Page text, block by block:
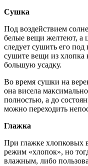
Сушка
Под воздействием
белые вещи желтеют, а
следует сушить его
сушите вещи из хлопка
большую усадку.
Во время сушки на
она висела
полностью, а до
можно переходить
Глажка
При глажке хлопковых
режим «хлопок», но
влажным, либо